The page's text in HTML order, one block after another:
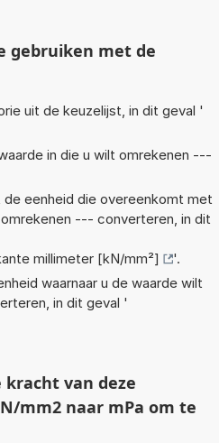
gebruiken met de
uit de keuzelijst, in dit geval '
in die u wilt omrekenen ---
de eenheid die overeenkomt met
--- converteren, in dit
millimeter [kN/mm²]
'.
waarnaar u de waarde wilt
in dit geval '
kracht van deze
mm2 naar mPa om te